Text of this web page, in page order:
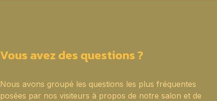
Vous avez des questions ?
Nous avons groupé les questions les plus fréquentes
posées par nos visiteurs à propos de notre salon et de